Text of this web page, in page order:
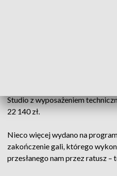
Studio z wyposażeniem
22 140 zł.
Nieco więcej wydano na
zakończenie gali, którego
przesłanego nam przez ratusz –